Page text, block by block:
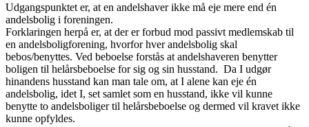
Udgangspunktet er, at en andelshaver ikke må eje mere end én
andelsbolig i foreningen.
Forklaringen herpå er, at der er forbud mod passivt medlemskab til
en andelsboligforening, hvorfor hver andelsbolig skal
bebos/benyttes. Ved beboelse forstås at andelshaveren benytter
boligen til helårsbeboelse for sig og sin husstand. Da I udgør
hinandens husstand kan man tale om, at I alene kan eje én
andelsbolig, idet I, set samlet som en husstand, ikke vil kunne
benytte to andelsboliger til helårsbeboelse og dermed vil kravet ikke
kunne opfyldes.